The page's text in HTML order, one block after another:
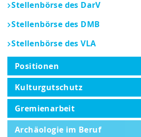
Stellenbörse des DarV
Stellenbörse des DMB
Stellenbörse des VLA
Positionen
Kulturgutschutz
Gremienarbeit
Archäologie im Beruf